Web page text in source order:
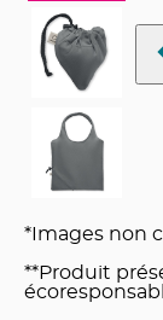
*Images non
**Produit